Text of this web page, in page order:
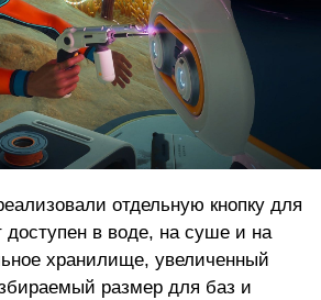
отдельную кнопку для
доступен в воде, на суше и на
хранилище, увеличенный
размер для баз и